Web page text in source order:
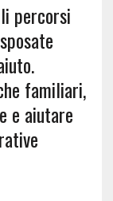
percorsi
familiari,
e aiutare